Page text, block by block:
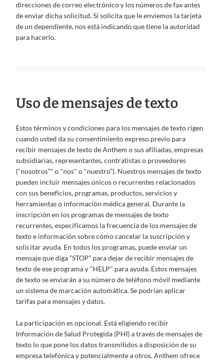
direcciones de correo electrónico y los números de fax antes
de enviar dicha solicitud. Si solicita que le enviemos la tarjeta
de un dependiente, nos está indicando que tiene la autoridad
para hacerlo.
Uso de mensajes de texto
Estos términos y condiciones para los mensajes de texto rigen
cuando usted da su consentimiento expreso previo para
recibir mensajes de texto de Anthem o sus afiliadas, empresas
subsidiarias, representantes, contratistas o proveedores
("nosotros”" o "nos" o "nuestro”). Nuestros mensajes de texto
pueden incluir mensajes únicos o recurrentes relacionados
con sus beneficios, programas, productos, servicios y
herramientas o información médica general. Durante la
inscripción en los programas de mensajes de texto
recurrentes, especificamos la frecuencia de los mensajes de
texto e información sobre cómo cancelar la suscripción y
solicitar ayuda. En todos los programas, puede enviar un
mensaje que diga “STOP” para dejar de recibir mensajes de
texto de ese programa y "HELP" para ayuda. Estos mensajes
de texto se enviarán a su número de teléfono móvil mediante
un sistema de marcación automática. Se podrían aplicar
tarifas para mensajes y datos.
La participación es opcional. Está eligiendo recibir
Información de Salud Protegida (PHI) a través de mensajes de
texto lo que pone los datos transmitidos a disposición de su
empresa telefónica y potencialmente a otros. Anthem ofrece